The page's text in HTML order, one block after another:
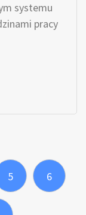
systemu
pracy
5 6